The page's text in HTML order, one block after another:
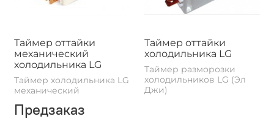
Таймер оттайки
механический
холодильника LG
Таймер холодильника LG
механический
Предзаказ
Таймер оттайки
холодильника LG
Таймер разморозки
холодильников LG (Эл
Джи)